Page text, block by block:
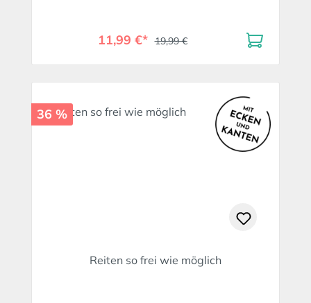
11,99 €* 19,99 €
36 %
Reiten so frei wie möglich